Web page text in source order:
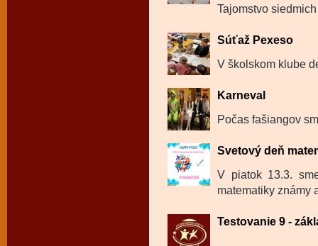
Tajomstvo
Súťaž Pexeso
V školskom klube
Karneval
Počas fašiangov
Svetový deň
V piatok 13.3.
matematiky známy
Testovanie 9 -